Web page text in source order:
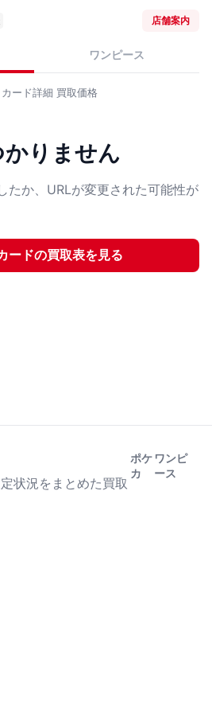
店舗案内
ワンピース
カード詳細 買取価格
りません
たか、URLが変更された可能性が
ードの買取表を見る
状況をまとめた買取
ポケ
カ
ワンピ
ース